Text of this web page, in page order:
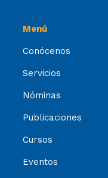
Menú
Conócenos
Servicios
Nóminas
Publicaciones
Cursos
Eventos